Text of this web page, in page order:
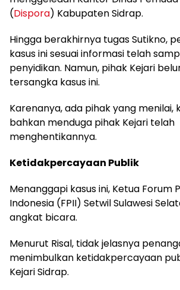
(Dispora) Kabupaten Sidrap.
Hingga berakhirnya tugas Sutikno,
kasus ini sesuai informasi telah
penyidikan. Namun, pihak Kejari
tersangka kasus ini.
Karenanya, ada pihak yang menilai,
bahkan menduga pihak Kejari telah
menghentikannya.
Ketidakpercayaan Publik
Menanggapi kasus ini, Ketua Forum
Indonesia (FPII) Setwil Sulawesi
angkat bicara.
Menurut Risal, tidak jelasnya
menimbulkan ketidakpercayaan
Kejari Sidrap.